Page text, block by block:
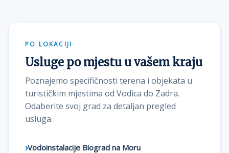
PO LOKACIJI
Usluge po mjestu u vašem kraju
Poznajemo specifičnosti terena i objekata u
turističkim mjestima od Vodica do Zadra.
Odaberite svoj grad za detaljan pregled
usluga.
Vodoinstalacije Biograd na Moru